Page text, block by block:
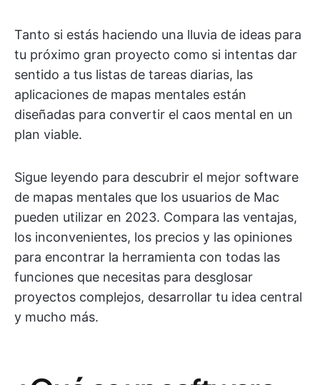
Tanto si estás haciendo una lluvia de ideas para
tu próximo gran proyecto como si intentas dar
sentido a tus listas de tareas diarias, las
aplicaciones de mapas mentales están
diseñadas para convertir el caos mental en un
plan viable.
Sigue leyendo para descubrir el mejor software
de mapas mentales que los usuarios de Mac
pueden utilizar en 2023. Compara las ventajas,
los inconvenientes, los precios y las opiniones
para encontrar la herramienta con todas las
funciones que necesitas para desglosar
proyectos complejos, desarrollar tu idea central
y mucho más.